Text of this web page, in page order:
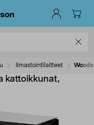
Ilmastointilaitteet
kattoikkunat,